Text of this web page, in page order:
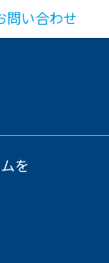
問い合わせ
を